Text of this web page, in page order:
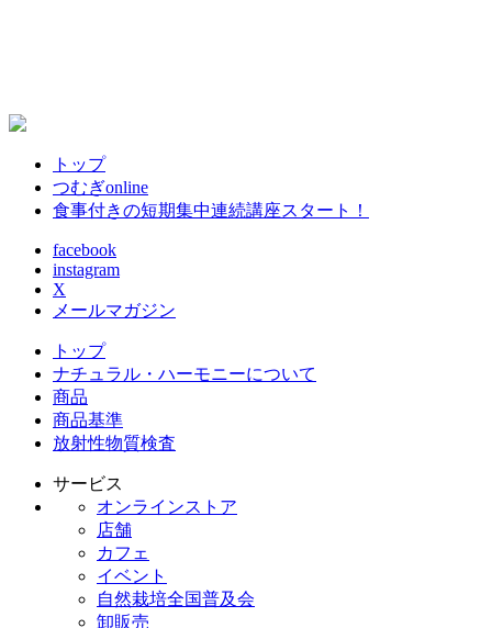
トップ
つむぎonline
食事付きの短期集中連続講座スタート！
facebook
instagram
X
メールマガジン
トップ
ナチュラル・ハーモニーについて
商品
商品基準
放射性物質検査
サービス
オンラインストア
店舗
カフェ
イベント
自然栽培全国普及会
卸販売